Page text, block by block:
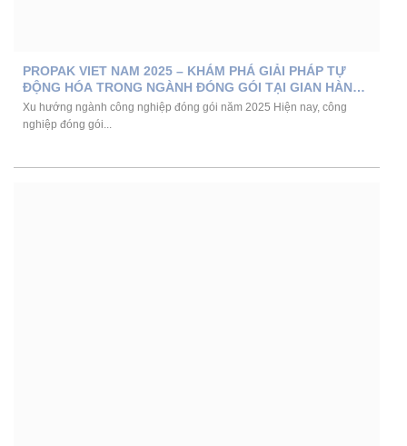
PROPAK VIET NAM 2025 – KHÁM PHÁ GIẢI PHÁP TỰ
ĐỘNG HÓA TRONG NGÀNH ĐÓNG GÓI TẠI GIAN HÀNG
VMS
Xu hướng ngành công nghiệp đóng gói năm 2025 Hiện nay, công
nghiệp đóng gói...